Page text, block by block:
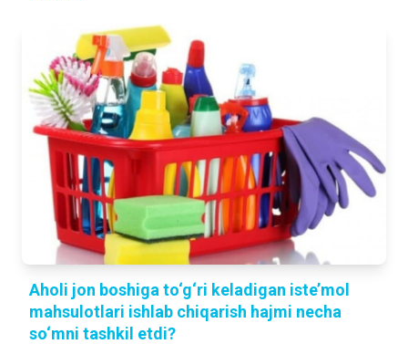
Aholi jon boshiga to‘g‘ri keladigan iste’mol
mahsulotlari ishlab chiqarish hajmi necha
so‘mni tashkil etdi?